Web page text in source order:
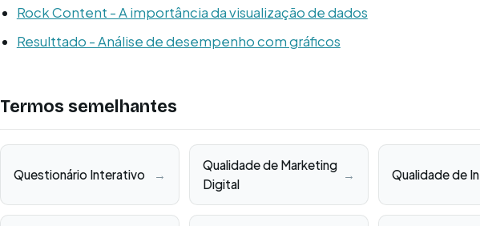
Rock Content - A importância da visualização de dados
Resulttado - Análise de desempenho com gráficos
Termos semelhantes
Questionário Interativo →
Qualidade de Marketing
Digital
→ Qualidade de